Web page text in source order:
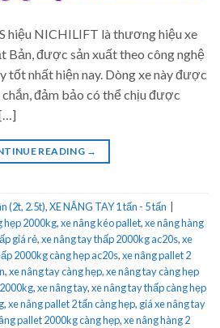
hiệu NICHILIFT là thương hiệu xe
Bản, được sản xuất theo công nghệ
tốt nhất hiện nay. Dòng xe này được
đảm bảo có thể chịu được
READING →
(2t, 2.5t),XE NÂNG TAY 1 tấn - 5 tấn
hẹp 2000kg,xe nâng kéo pallet,xe nâng hàng
giá rẻ,xe nâng tay thấp 2000kg ac20s,xe
2000kg càng hẹp ac20s,xe nâng pallet 2
,xe nâng tay càng hẹp,xe nâng tay càng hẹp
,xe nâng tay,xe nâng tay thấp càng hẹp
,xe nâng pallet 2 tấn càng hẹp, giá xe nâng tay
pallet 2000kg càng hẹp,xe nâng hàng 2